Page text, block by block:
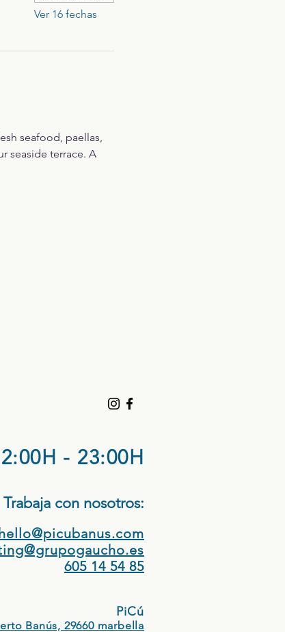
Ver 16 fechas
seafood, paellas,
seaside terrace. A
- 23:00H
Trabaja con nosotros:​
hello@picubanus.com
605 14 54 85
PiCú
Banús, 29660 marbella